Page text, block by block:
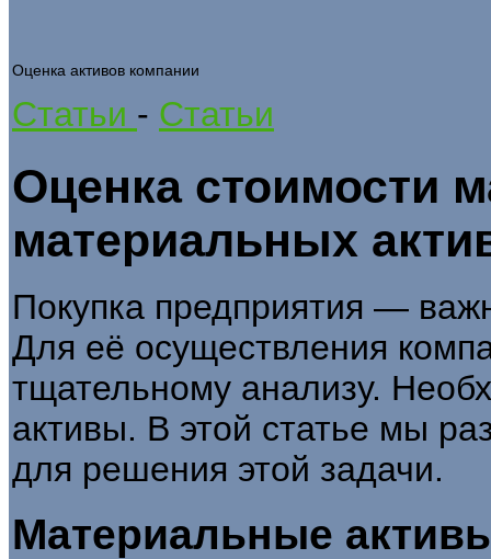
Оценка активов компании
Статьи - Статьи
Оценка стоимости
материальных
Покупка предприятия —
Для её осуществления
тщательному анализу.
активы. В этой статье мы
для решения этой задачи.
Материальные